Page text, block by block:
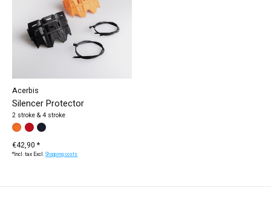
Acerbis
Silencer Protector
2 stroke & 4 stroke
Make a choice:
schwarz
orange
red
€42,90 *
*Incl. tax Excl.Shipping costs